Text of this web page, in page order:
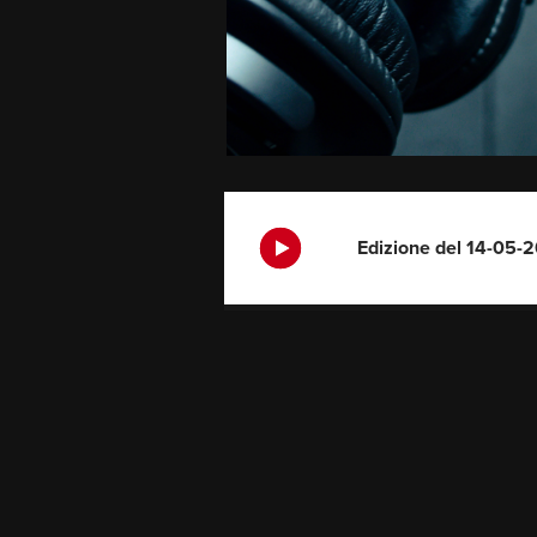
Edizione del 14-05-